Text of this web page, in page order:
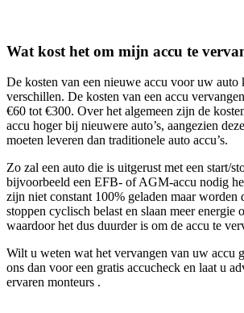
Wat kost het om mijn accu te
De kosten van een nieuwe accu voor uw auto
verschillen. De kosten van een accu
€60 tot €300. Over het algemeen zijn de
accu hoger bij nieuwere auto’s, aangezien
moeten leveren dan traditionele auto accu’s.
Zo zal een auto die is uitgerust met een start/
bijvoorbeeld een EFB- of AGM-accu nodig
zijn niet constant 100% geladen maar worden
stoppen cyclisch belast en slaan meer energie
waardoor het dus duurder is om de accu te
Wilt u weten wat het vervangen van uw accu
ons dan voor een gratis accucheck en laat u
ervaren monteurs .